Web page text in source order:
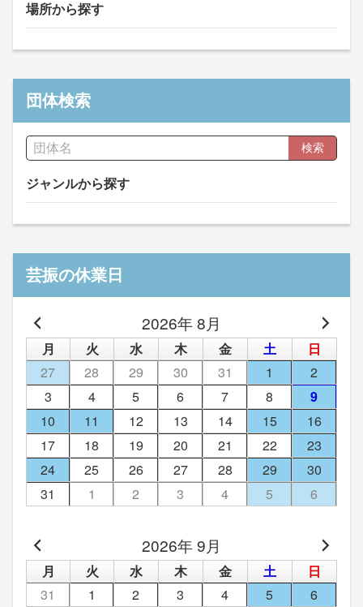
場所から探す
団体検索
検索
ジャンルから探す
芸振の休業日
2026年 8月
月 火 水 木 金 土
日
27
28 29 30 31 1
2
3
4 5 6 7 8
9
10
11 12 13 14 15
16
17
18 19 20 21 22
23
24
25 26 27 28 29
30
31
1 2 3 4 5 6
2026年 9月
月 火 水 木 金 土
日
31
1 2 3 4 5
6